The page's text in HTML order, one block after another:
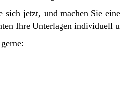
sich jetzt, und machen Sie
Ihre Unterlagen individuell